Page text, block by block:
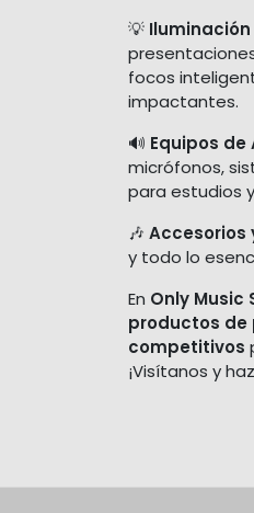
💡
focos
impactantes.
🔊 Equipos de
micrófonos,
para estudios
🎶 Accesorios
y todo lo
En Only Music
productos de
competitivos
¡Visítanos y